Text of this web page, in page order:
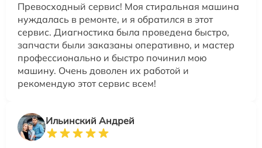
Превосходный сервис! Моя стиральная машина
нуждалась в ремонте, и я обратился в этот
сервис. Диагностика была проведена быстро,
запчасти были заказаны оперативно, и мастер
профессионально и быстро починил мою
машину. Очень доволен их работой и
рекомендую этот сервис всем!
Ильинский Андрей